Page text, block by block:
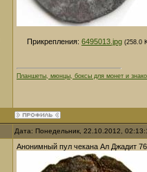
Прикрепления: 6495013.jpg (258.0
Планшеты, мюнцы, боксы для монет и
Дата: Понедельник, 22.10.2012,
Анонимный пул чекана Ал Джадит